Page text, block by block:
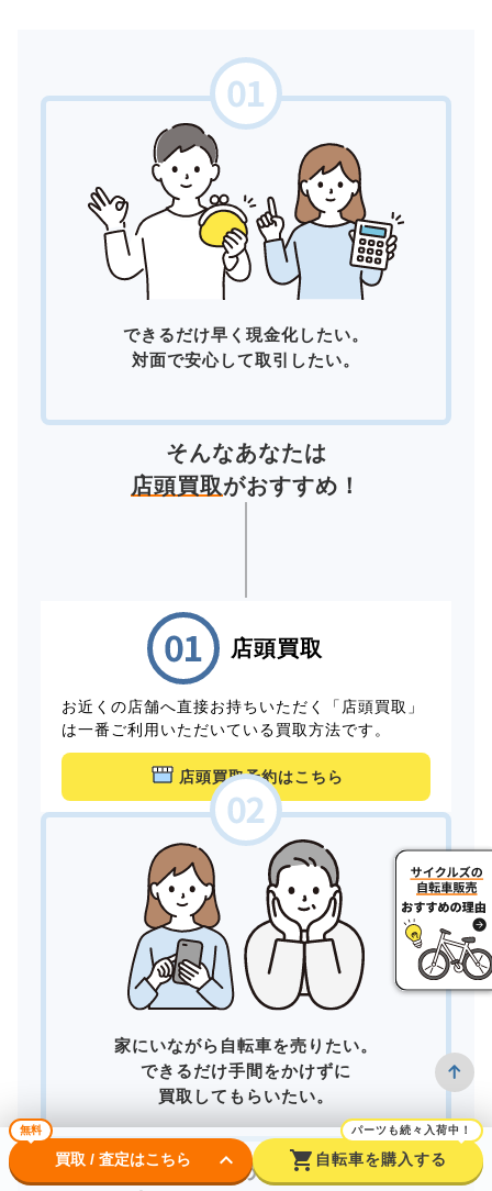
できるだけ早く現金化したい。
対面で安心して取引したい。
そんなあなたは
店頭買取がおすすめ！
店頭買取
お近くの店舗へ直接お持ちいただく「店頭買取」
は一番ご利用いただいている買取方法です。
店頭買取予約はこちら
家にいながら自転車を売りたい。
できるだけ手間をかけずに
買取してもらいたい。
そんなあなたは
無料
買取 / 査定はこちら keyboard_arrow_down shopping_cart
パーツも続々入荷中！
自転車を購入する